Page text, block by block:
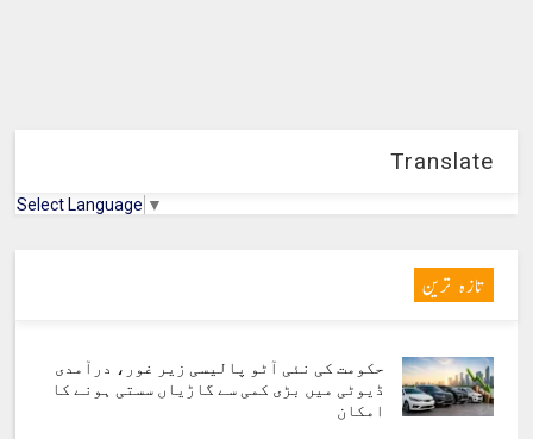
Translate
Select Language ▼
تازہ ترین
حکومت کی نئی آٹو پالیسی زیر غور، درآمدی
ڈیوٹی میں بڑی کمی سے گاڑیاں سستی ہونے کا
امکان